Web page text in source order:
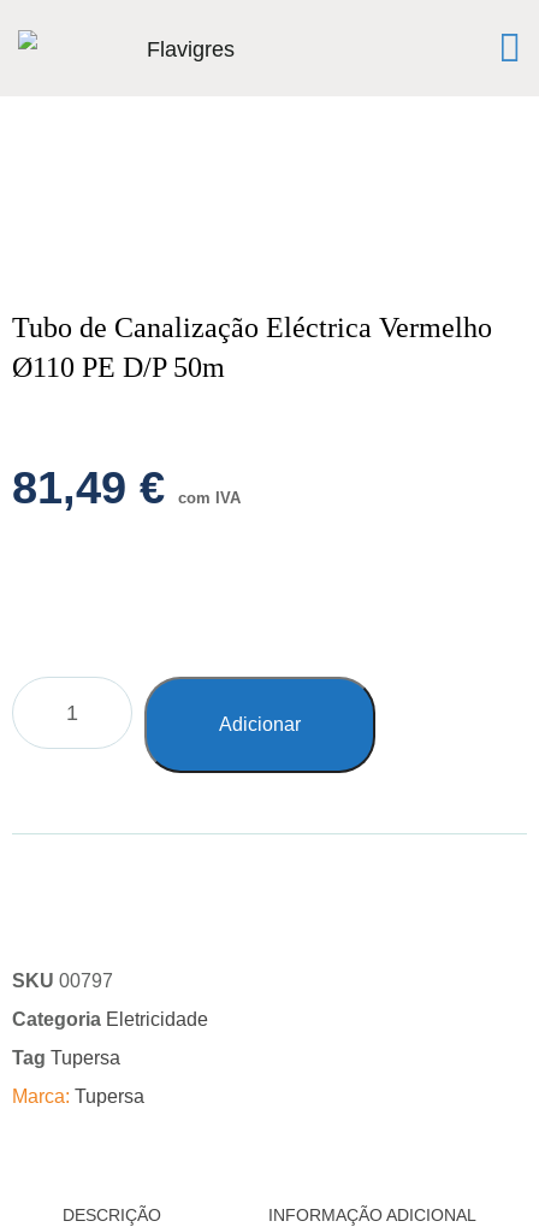
Tubo de Canalização Eléctrica Vermelho
Ø110 PE D/P 50m
81,49 € com IVA
Adicionar
SKU 00797
Categoria Eletricidade
Tag Tupersa
Marca: Tupersa
DESCRIÇÃO INFORMAÇÃO ADICIONAL